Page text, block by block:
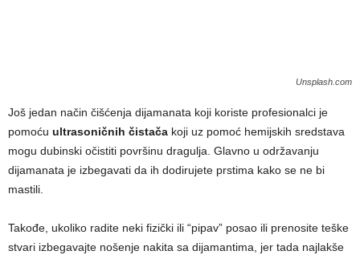
Unsplash.com
Još jedan način čišćenja dijamanata koji koriste profesionalci je
pomoću ultrasoničnih čistača koji uz pomoć hemijskih sredstava
mogu dubinski očistiti površinu dragulja. Glavno u održavanju
dijamanata je izbegavati da ih dodirujete prstima kako se ne bi
mastili.
Takođe, ukoliko radite neki fizički ili “pipav” posao ili prenosite teške
stvari izbegavajte nošenje nakita sa dijamantima, jer tada najlakše